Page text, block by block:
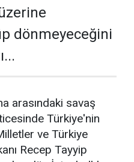
dönmeyeceğini
arasındaki savaş
Türkiye'nin
ve Türkiye
Recep Tayyip